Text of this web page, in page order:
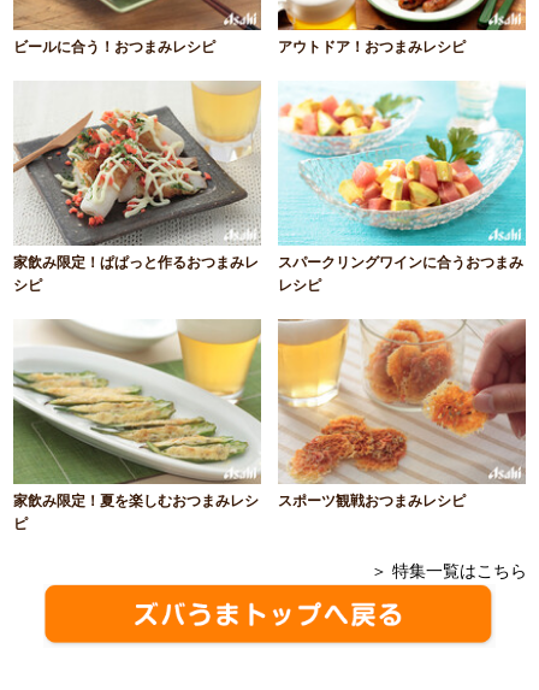
ビールに合う！おつまみレシピ アウトドア！おつまみレシピ
家飲み限定！ぱぱっと作るおつまみレ
シピ
スパークリングワインに合うおつまみ
レシピ
家飲み限定！夏を楽しむおつまみレシ
ピ
スポーツ観戦おつまみレシピ
＞ 特集一覧はこちら